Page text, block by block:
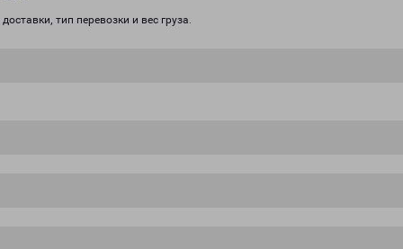
тип перевозки и вес груза.